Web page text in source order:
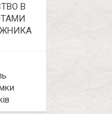
В